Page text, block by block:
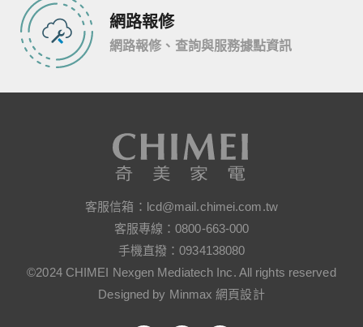
網路報修
網路報修、查詢與服務據點資訊
客服信箱： lcd@mail.chimei.com.tw
客服專線：0800-663-000
手機直撥：0934138080
©2024 CHIMEI Nexgen Mediatech Inc. All rights reserved
Designed by Minmax 網頁設計